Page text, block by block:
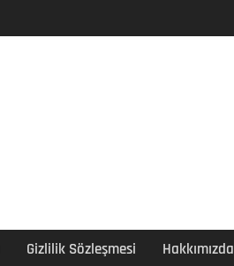
Gizlilik Sözleşmesi Hakkımızda